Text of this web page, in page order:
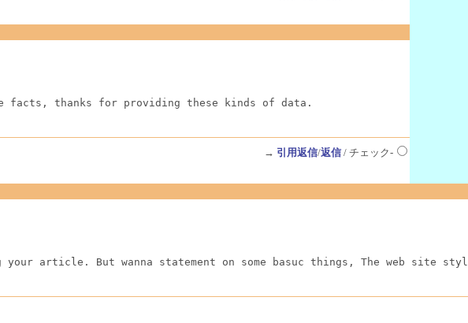
thanks for providing these kinds of data.
→ 引用返信/返信/ チェック-
article. But wanna statement on some basuc things, The web